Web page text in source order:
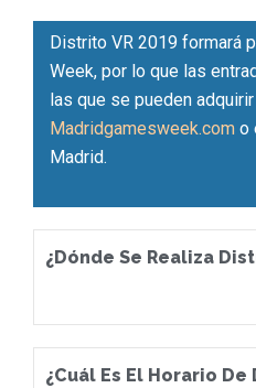
Distrito VR 2019 formará
Week, por lo que las
las que se pueden
Madridgamesweek.com o
Madrid.
¿Dónde Se Realiza
¿Cuál Es El Horario De